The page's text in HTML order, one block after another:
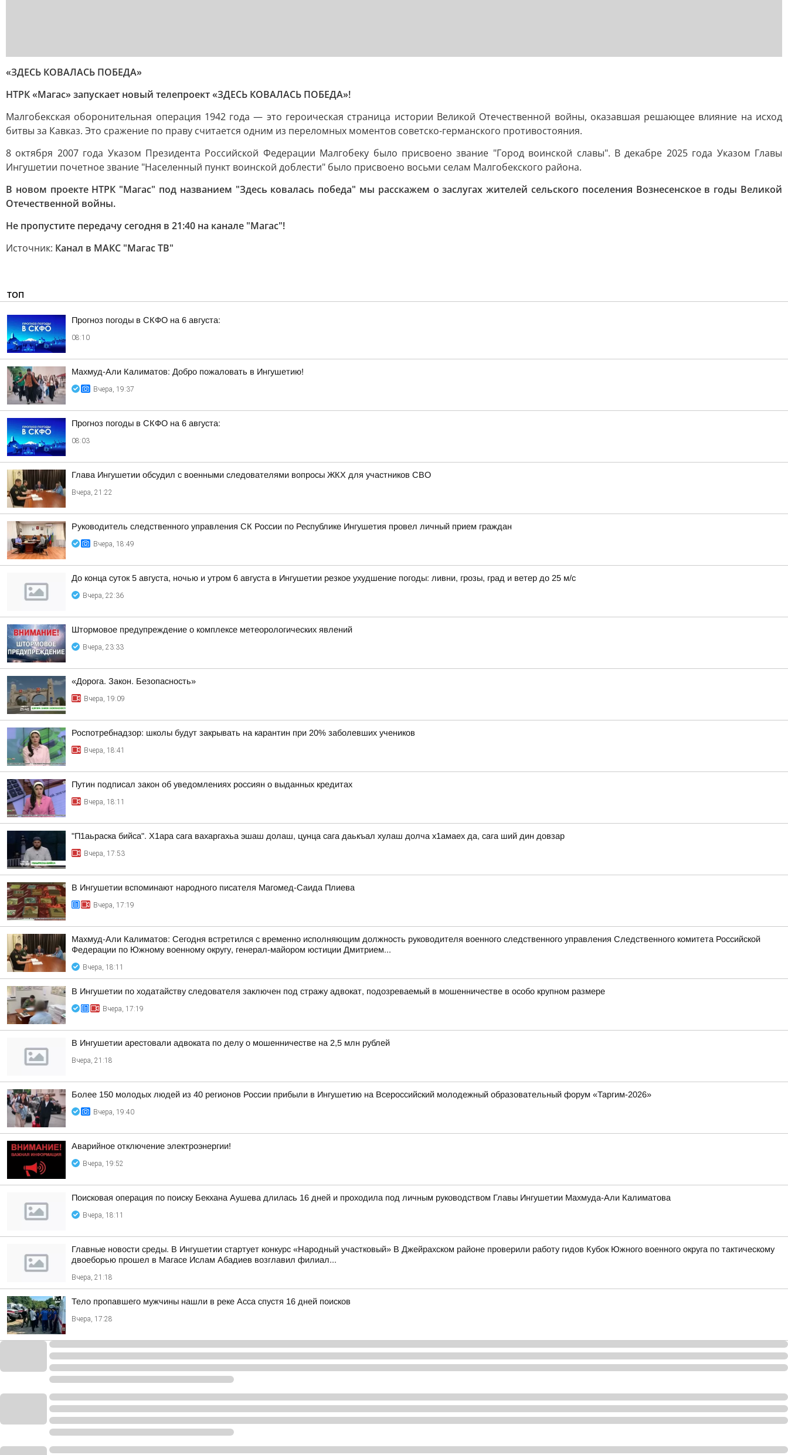
«ЗДЕСЬ КОВАЛАСЬ ПОБЕДА»
НТРК «Магас» запускает новый телепроект«ЗДЕСЬ КОВАЛАСЬ ПОБЕДА»!
Малгобекская оборонительная операция 1942 года — это героическая страница истории Великой Отечественной войны, оказавшая решающее влияние на исход
битвы за Кавказ. Это сражение по праву считается одним из переломных моментов советско-германского противостояния.
8 октября 2007 года Указом Президента Российской Федерации Малгобеку было присвоено звание "Город воинской славы". В декабре 2025 года Указом Главы
Ингушетии почетное звание "Населенный пункт воинской доблести" было присвоено восьми селам Малгобекского района.
В новом проекте НТРК "Магас" под названием "Здесь ковалась победа" мы расскажем о заслугах жителей сельского поселения Вознесенское в годы Великой
Отечественной войны.
Не пропустите передачу сегодня в 21:40 на канале "Магас"!
Источник: Канал в МАКС "Магас ТВ"
ТОП
Прогноз погоды в СКФО на 6 августа:
08:10
Махмуд-Али Калиматов: Добро пожаловать в Ингушетию!
Вчера, 19:37
Прогноз погоды в СКФО на 6 августа:
08:03
Глава Ингушетии обсудил с военными следователями вопросы ЖКХ для участников СВО
Вчера, 21:22
Руководитель следственного управления СК России по Республике Ингушетия провел личный прием граждан
Вчера, 18:49
До конца суток 5 августа, ночью и утром 6 августа в Ингушетии резкое ухудшение погоды: ливни, грозы, град и ветер до 25 м/с
Вчера, 22:36
Штормовое предупреждение о комплексе метеорологических явлений
Вчера, 23:33
«Дорога. Закон. Безопасность»
Вчера, 19:09
Роспотребнадзор: школы будут закрывать на карантин при 20% заболевших учеников
Вчера, 18:41
Путин подписал закон об уведомлениях россиян о выданных кредитах
Вчера, 18:11
"П1аьраска бийса". Х1ара сага вахаргахьа эшаш долаш, цунца сага даькъал хулаш долча х1амаех да, сага ший дин довзар
Вчера, 17:53
В Ингушетии вспоминают народного писателя Магомед-Саида Плиева
Вчера, 17:19
Махмуд-Али Калиматов: Сегодня встретился с временно исполняющим должность руководителя военного следственного управления Следственного комитета Российской
Федерации по Южному военному округу, генерал-майором юстиции Дмитрием...
Вчера, 18:11
В Ингушетии по ходатайству следователя заключен под стражу адвокат, подозреваемый в мошенничестве в особо крупном размере
Вчера, 17:19
В Ингушетии арестовали адвоката по делу о мошенничестве на 2,5 млн рублей
Вчера, 21:18
Более 150 молодых людей из 40 регионов России прибыли в Ингушетию на Всероссийский молодежный образовательный форум «Таргим-2026»
Вчера, 19:40
Аварийное отключение электроэнергии!
Вчера, 19:52
Поисковая операция по поиску Бекхана Аушева длилась 16 дней и проходила под личным руководством Главы Ингушетии Махмуда-Али Калиматова
Вчера, 18:11
Главные новости среды. В Ингушетии стартует конкурс «Народный участковый» В Джейрахском районе проверили работу гидов Кубок Южного военного округа по тактическому
двоеборью прошел в Магасе Ислам Абадиев возглавил филиал...
Вчера, 21:18
Тело пропавшего мужчины нашли в реке Асса спустя 16 дней поисков
Вчера, 17:28